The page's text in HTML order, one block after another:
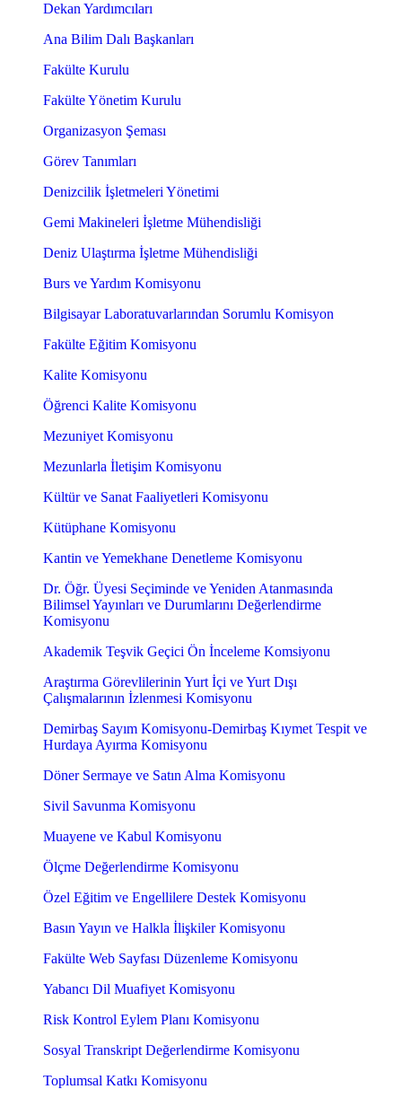
Dekan Yardımcıları
Ana Bilim Dalı Başkanları
Fakülte Kurulu
Fakülte Yönetim Kurulu
Organizasyon Şeması
Görev Tanımları
Denizcilik İşletmeleri Yönetimi
Gemi Makineleri İşletme Mühendisliği
Deniz Ulaştırma İşletme Mühendisliği
Burs ve Yardım Komisyonu
Bilgisayar Laboratuvarlarından Sorumlu Komisyon
Fakülte Eğitim Komisyonu
Kalite Komisyonu
Öğrenci Kalite Komisyonu
Mezuniyet Komisyonu
Mezunlarla İletişim Komisyonu
Kültür ve Sanat Faaliyetleri Komisyonu
Kütüphane Komisyonu
Kantin ve Yemekhane Denetleme Komisyonu
Dr. Öğr. Üyesi Seçiminde ve Yeniden Atanmasında
Bilimsel Yayınları ve Durumlarını Değerlendirme
Komisyonu
Akademik Teşvik Geçici Ön İnceleme Komsiyonu
Araştırma Görevlilerinin Yurt İçi ve Yurt Dışı
Çalışmalarının İzlenmesi Komisyonu
Demirbaş Sayım Komisyonu-Demirbaş Kıymet Tespit ve
Hurdaya Ayırma Komisyonu
Döner Sermaye ve Satın Alma Komisyonu
Sivil Savunma Komisyonu
Muayene ve Kabul Komisyonu
Ölçme Değerlendirme Komisyonu
Özel Eğitim ve Engellilere Destek Komisyonu
Basın Yayın ve Halkla İlişkiler Komisyonu
Fakülte Web Sayfası Düzenleme Komisyonu
Yabancı Dil Muafiyet Komisyonu
Risk Kontrol Eylem Planı Komisyonu
Sosyal Transkript Değerlendirme Komisyonu
Toplumsal Katkı Komisyonu